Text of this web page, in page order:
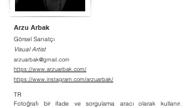
Arzu Arbak
Görsel Sanatçı
Visual Artist
arzuarbak@gmail.com
https://www.arzuarbak.com/
https://www.instagram.com/arzuarbak/
TR
Fotoğrafı bir ifade ve sorgulama aracı olarak kullanır.